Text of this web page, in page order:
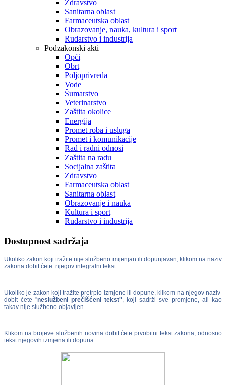
Zdravstvo
Sanitarna oblast
Farmaceutska oblast
Obrazovanje, nauka, kultura i sport
Rudarstvo i industrija
Podzakonski akti
Opći
Obrt
Poljoprivreda
Vode
Šumarstvo
Veterinarstvo
Zaštita okolice
Energija
Promet roba i usluga
Promet i komunikacije
Rad i radni odnosi
Zaštita na radu
Socijalna zaštita
Zdravstvo
Farmaceutska oblast
Sanitarna oblast
Obrazovanje i nauka
Kultura i sport
Rudarstvo i industrija
Dostupnost sadržaja
Ukoliko zakon koji tražite nije službeno mijenjan ili dopunjavan, klikom na naziv
zakona dobit ćete njegov integralni tekst.
Ukoliko je zakon koji tražite pretrpio izmjene ili dopune, klikom na njegov naziv
dobit ćete ''neslužbeni prečišćeni tekst'', koji sadrži sve promjene, ali kao
takav nije službeno objavljen.
Klikom na brojeve službenih novina dobit ćete prvobitni tekst zakona, odnosno
tekst njegovih izmjena ili dopuna.